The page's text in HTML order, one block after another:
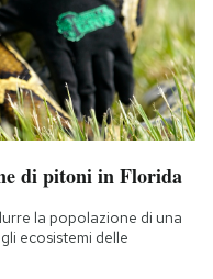
di pitoni in Florida
la popolazione di una
ecosistemi delle